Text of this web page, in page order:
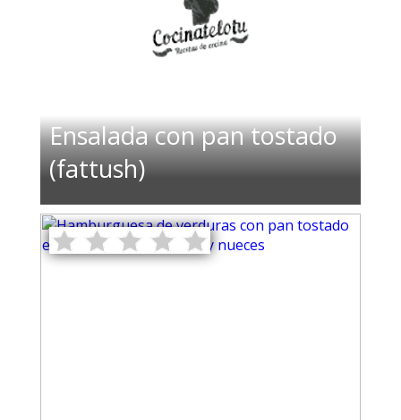
Ensalada con pan tostado
(fattush)